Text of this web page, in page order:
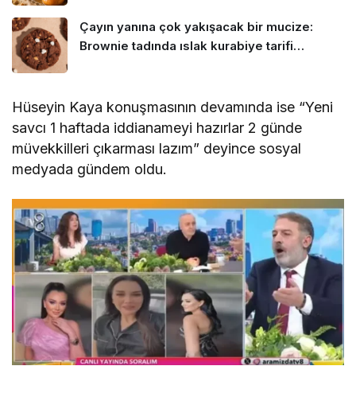
Çayın yanına çok yakışacak bir mucize:
Brownie tadında ıslak kurabiye tarifi…
Hüseyin Kaya konuşmasının devamında ise “Yeni
savcı 1 haftada iddianameyi hazırlar 2 günde
müvekkilleri çıkarması lazım” deyince sosyal
medyada gündem oldu.